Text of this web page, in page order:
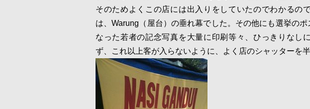
そのためよくこの店には出入りをしていたのでわかるの
は、Warung（屋台）の垂れ幕でした。その他にも選挙の
なった若者の記念写真を大量に印刷等々、ひっきりなし
ず、これ以上客が入らないように、よく店のシャッターを